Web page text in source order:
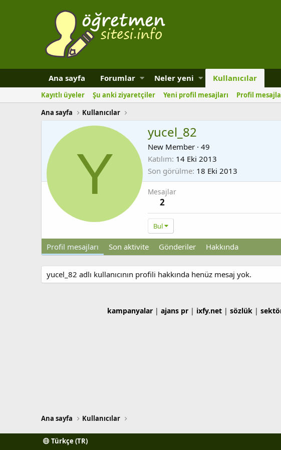
Ana sayfa Forumlar Neler yeni Kullanıcılar
Kayıtlı üyeler Şu anki ziyaretçiler Yeni profil mesajları
Profil
Ana sayfa
Kullanıcılar
Y
yucel_82
New Member · 49
Katılım 14 Eki 2013
Son görülme 18 Eki 2013
Mesajlar
2
Bul
Profil mesajları Son aktivite Gönderiler Hakkında
yucel_82 adlı kullanıcının profili hakkında henüz mesaj yok.
kampanyalar| ajans pr| ixfy.net| sözlük|
Ana sayfa Kullanıcılar
Türkçe (TR)